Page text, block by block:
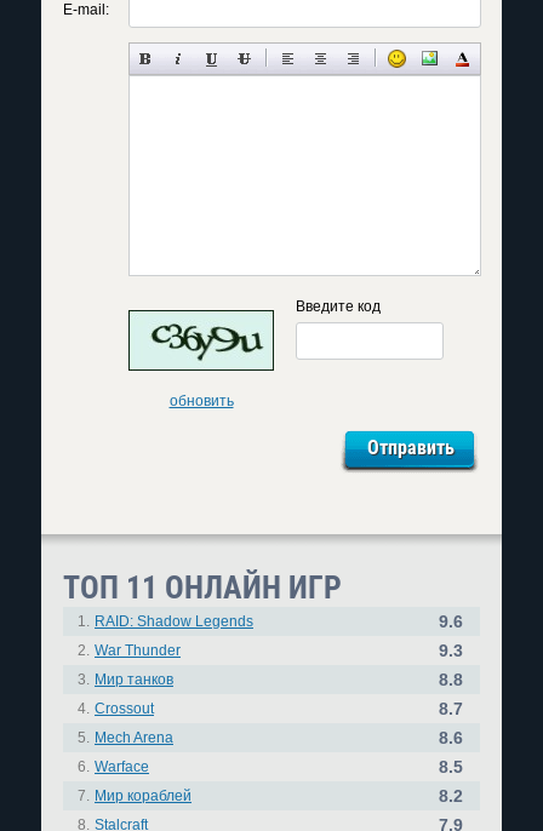
E-mail:
обновить
Введите код
ТОП 11 ОНЛАЙН ИГР
1. RAID: Shadow Legends 9.6
2. War Thunder 9.3
3. Мир танков 8.8
4. Crossout 8.7
5. Mech Arena 8.6
6. Warface 8.5
7. Мир кораблей 8.2
8. Stalcraft 7.9